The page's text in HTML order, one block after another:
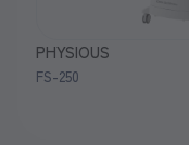
PHYSIOUS
FS-250